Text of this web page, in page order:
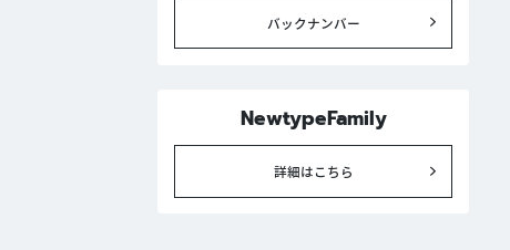
バックナンバー
NewtypeFamily
詳細はこちら